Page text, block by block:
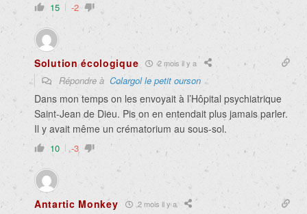
15 -2
Solution écologique 2 mois il y a
Répondre à Colargol le petit ourson
Dans mon temps on les envoyait à l’Hôpital psychiatrique
Saint-Jean de Dieu. Pis on en entendait plus jamais parler.
Il y avait même un crématorium au sous-sol.
10 -3
Antartic Monkey 2 mois il y a